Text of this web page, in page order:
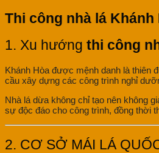
Thi công nhà lá
1. Xu hướng thi công
Khánh Hòa được mệnh danh là thiên
cầu xây dựng các công trình nghỉ
Nhà lá dừa không chỉ tạo nên không
sự độc đáo cho công trình, đồng thời
2. CƠ SỞ MÁI LÁ